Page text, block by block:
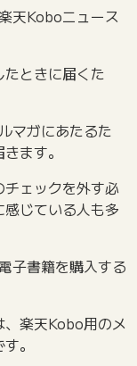
天Koboニュース
ときに届くた
マガにあたるた
ます。
ェックを外す必
じている人も多
子書籍を購入する
楽天Kobo用のメ
。